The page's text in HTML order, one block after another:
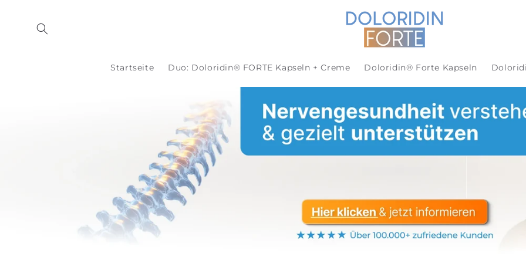
Inhalt
Startseite Duo: Doloridin® FORTE Kapseln + Creme Doloridin® Forte Kapseln